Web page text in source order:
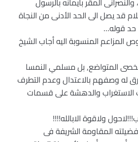
قد يصل الى الحد الأدنى من النجاة
حد قوله…
المنسوبة اليه أجاب الشيخ
المتواضع, بل مسلمي النمسا
له وصفهم بالاعتدال وعدم التطرف
الاستغراب والدهشة على قسمات
ولاقوة الابالله!!!!
المقاومة الشريفة فى